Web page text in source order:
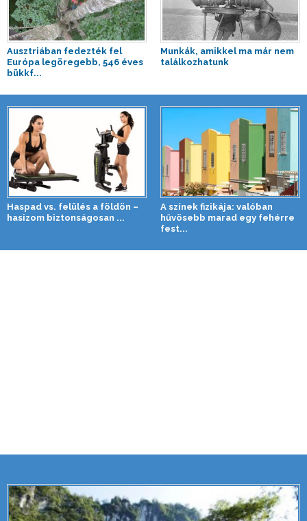
Ausztriában fedezték fel
Európa legöregebb, 546 éves
bükkf...
Munkák, amikkel ma már nem
találkozhatunk
Haspad vs. felülés a földön –
hasizom biztonságosan ...
A színek fizikája: valóban
hűvösebb marad egy fehérre
fest...